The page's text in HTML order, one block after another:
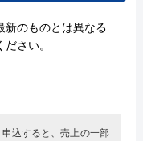
のものとは異なる
さい。
込すると、売上の一部